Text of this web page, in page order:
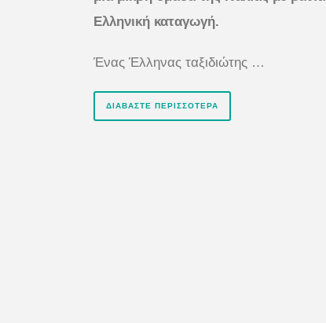
Ελληνική καταγωγή.
Ένας Έλληνας ταξιδιώτης …
ΔΙΑΒΆΣΤΕ ΠΕΡΙΣΣΌΤΕΡΑ